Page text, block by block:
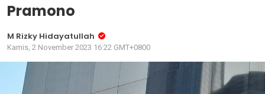
Pramono
M Rizky Hidayatullah
Kamis, 2 November 2023 16:22 GMT+0800